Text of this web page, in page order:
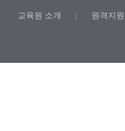
교육원 소개 | 원격지원